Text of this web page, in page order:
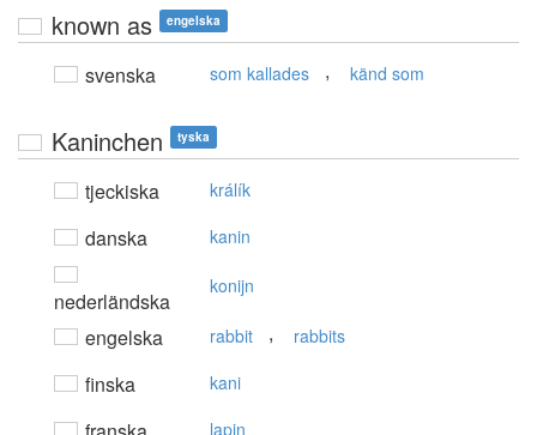
known as engelska
svenska som kallades , känd som
Kaninchen tyska
tjeckiska králík
danska kanin
nederländska
konijn
engelska rabbit , rabbits
finska kani
lapin